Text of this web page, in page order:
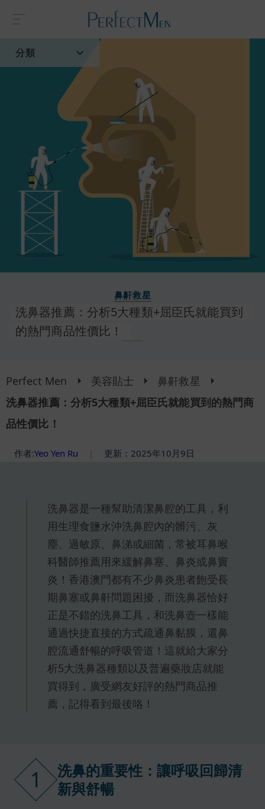
分類
首頁
流行趨勢
鼻鼾救星
洗鼻器推薦：分析5大種類+屈臣氏就能買到
的熱門商品性價比！
Perfect Men 美容貼士
鼻鼾救星
洗鼻器推薦：分析5大種類+屈臣氏就能買到的熱門商
品性價比！
作者:Yeo Yen Ru 更新：2025年10月9日
洗鼻器是一種幫助清潔鼻腔的工具，利
用生理食鹽水沖洗鼻腔內的髒污、灰
塵、過敏原、鼻涕或細菌，常被耳鼻喉
科醫師推薦用來緩解鼻塞、鼻炎或鼻竇
炎！香港澳門都有不少鼻炎患者飽受長
期鼻塞或鼻鼾問題困擾，而洗鼻器恰好
正是不錯的洗鼻工具，和洗鼻壺一樣能
通過快捷直接的方式疏通鼻黏膜，還鼻
腔流通舒暢的呼吸管道！這就給大家分
析5大洗鼻器種類以及普遍藥妝店就能
買得到，廣受網友好評的熱門商品推
薦，記得看到最後咯！
1
洗鼻的重要性：讓呼吸回歸清
新與舒暢